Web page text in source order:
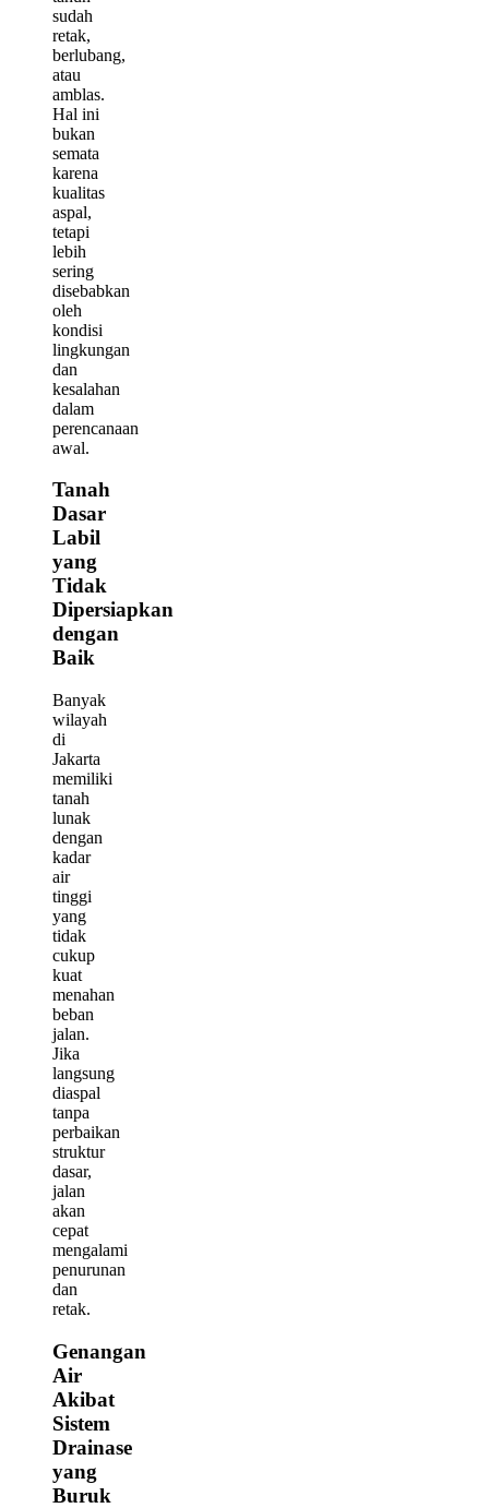
sudah
retak,
berlubang,
atau
amblas.
Hal ini
bukan
semata
karena
kualitas
aspal,
tetapi
lebih
sering
disebabkan
oleh
kondisi
lingkungan
dan
kesalahan
dalam
perencanaan
awal.
Tanah
Dasar
Labil
yang
Tidak
Dipersiapkan
dengan
Baik
Banyak
wilayah
di
Jakarta
memiliki
tanah
lunak
dengan
kadar
air
tinggi
yang
tidak
cukup
kuat
menahan
beban
jalan.
Jika
langsung
diaspal
tanpa
perbaikan
struktur
dasar,
jalan
akan
cepat
mengalami
penurunan
dan
retak.
Genangan
Air
Akibat
Sistem
Drainase
yang
Buruk